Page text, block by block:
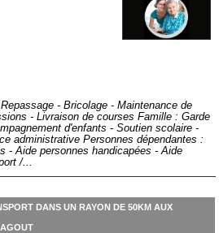
- Bricolage - Maintenance de
- Livraison de courses Famille : Garde
d'enfants - Soutien scolaire -
administrative Personnes dépendantes :
- Aide personnes handicapées - Aide
/...
DANS UN RAYON DE 50KM AUX